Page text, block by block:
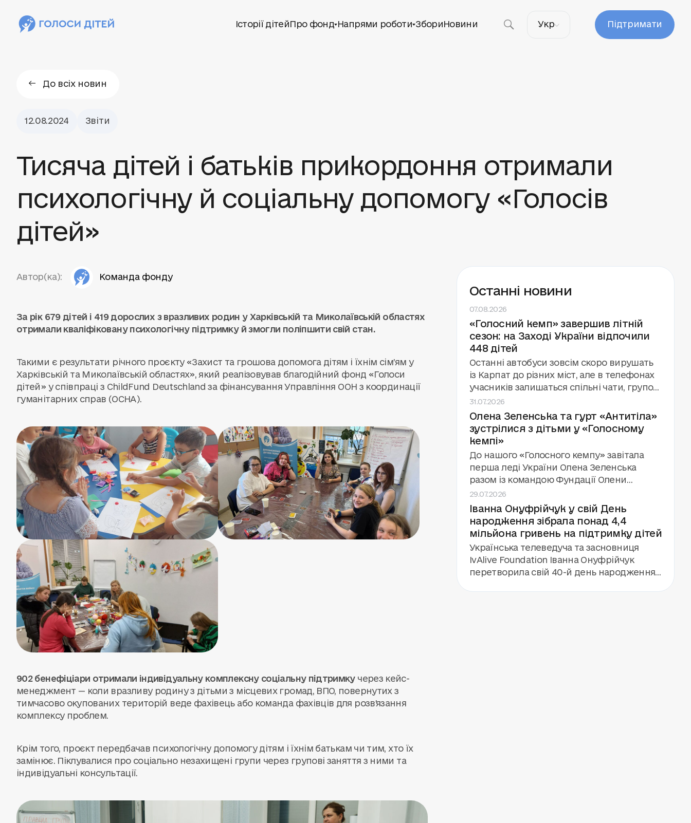
Історії дітейПро фонд Напрями роботи ЗбориНовини Укр Підтримати
До всіх новин
12.08.2024 Звіти
Тисяча дітей і батьків прикордоння отримали
психологічну й соціальну допомогу «Голосів
дітей»
Автор(ка): Команда фонду
За рік 679 дітей і 419 дорослих з вразливих родин у Харківській та Миколаївській областях
отримали кваліфіковану психологічну підтримку й змогли поліпшити свій стан.
Такими є результати річного проєкту «Захист та грошова допомога дітям і їхнім сім’ям у
Харківській та Миколаївській областях», який реалізовував благодійний фонд «Голоси
дітей» у співпраці з ChildFund Deutschland за фінансування Управління ООН з координації
гуманітарних справ (OCHA).
902 бенефіціари отримали індивідуальну комплексну соціальну підтримкучерез кейс-
менеджмент — коли вразливу родину з дітьми з місцевих громад, ВПО, повернутих з
тимчасово окупованих територій веде фахівець або команда фахівців для розв'язання
комплексу проблем.
Крім того, проєкт передбачав психологічну допомогу дітям і їхнім батькам чи тим, хто їх
замінює. Піклувалися про соціально незахищені групи через групові заняття з ними та
індивідуальні консультації.
Останні новини
07.08.2026
«Голосний кемп» завершив літній
сезон: на Заході України відпочили
448 дітей
Останні автобуси зовсім скоро вирушать
із Карпат до різних міст, але в телефонах
учасників залишаться спільні чати, групові
фото й обіцянки зустрітися знову.
«Голосний кемп» завершив третій сезон
поспіль за підтримки та у співпраці з
Фундацією Олени Зеленської. Цього літа
фонд «Голоси дітей» провів вісім змін для
448 дітей, які зазнали впливу війни.
31.07.2026
Олена Зеленська та гурт «Антитіла»
зустрілися з дітьми у «Голосному
кемпі»
До нашого «Голосного кемпу» завітала
перша леді України Олена Зеленська
разом із командою Фундації Олени
Зеленської та міністром освіти Андрієм
Бутенком. А ще — гурт «Антитіла», який
дав концерт для 112 дітей і команди кемпу.
29.07.2026
Іванна Онуфрійчук у свій День
народження зібрала понад 4,4
мільйона гривень на підтримку дітей
Українська телеведуча та засновниця
IvAlive Foundation Іванна Онуфрійчук
перетворила свій 40-й день народження